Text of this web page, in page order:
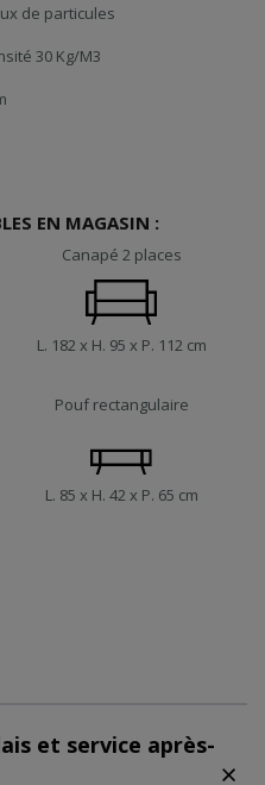
de particules
30 Kg/M3
EN MAGASIN :
Canapé 2 places
L. 182 x H. 95 x P. 112 cm
Pouf rectangulaire
L. 85 x H. 42 x P. 65 cm
et service après-